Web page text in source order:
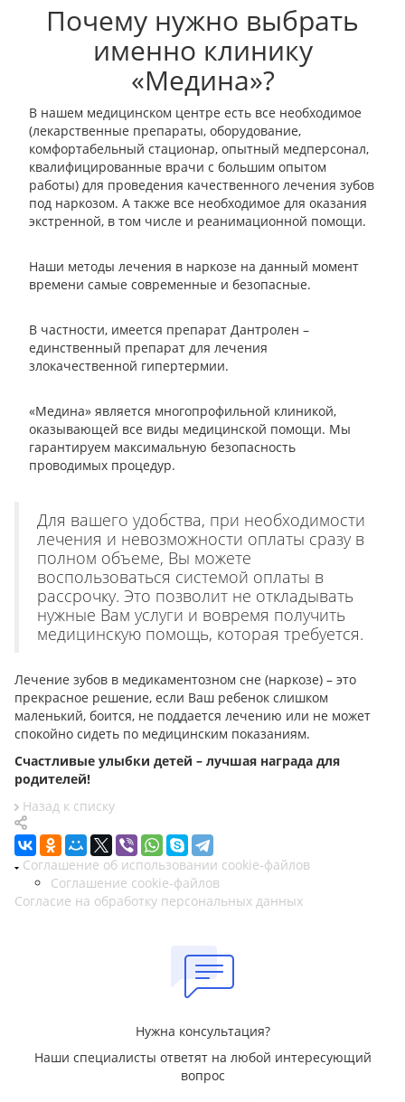
Почему нужно выбрать
именно клинику
«Медина»?
В нашем медицинском центре есть все необходимое
(лекарственные препараты, оборудование,
комфортабельный стационар, опытный медперсонал,
квалифицированные врачи с большим опытом
работы) для проведения качественного лечения зубов
под наркозом. А также все необходимое для оказания
экстренной, в том числе и реанимационной помощи.
Наши методы лечения в наркозе на данный момент
времени самые современные и безопасные.
В частности, имеется препарат Дантролен –
единственный препарат для лечения
злокачественной гипертермии.
«Медина» является многопрофильной клиникой,
оказывающей все виды медицинской помощи. Мы
гарантируем максимальную безопасность
проводимых процедур.
Для вашего удобства, при необходимости
лечения и невозможности оплаты сразу в
полном объеме, Вы можете
воспользоваться системой оплаты в
рассрочку. Это позволит не откладывать
нужные Вам услуги и вовремя получить
медицинскую помощь, которая требуется.
Лечение зубов в медикаментозном сне (наркозе) – это
прекрасное решение, если Ваш ребенок слишком
маленький, боится, не поддается лечению или не может
спокойно сидеть по медицинским показаниям.
Счастливые улыбки детей – лучшая награда для
родителей!
Назад к списку
Соглашение об использовании cookie-файлов
Соглашение cookie-файлов
Согласие на обработку персональных данных
Нужна консультация?
Наши специалисты ответят на любой интересующий
вопрос